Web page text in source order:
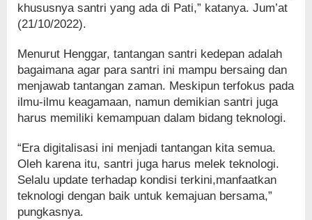
khususnya santri yang ada di Pati,” katanya. Jum’at
(21/10/2022).
Menurut Henggar, tantangan santri kedepan adalah
bagaimana agar para santri ini mampu bersaing dan
menjawab tantangan zaman. Meskipun terfokus pada
ilmu-ilmu keagamaan, namun demikian santri juga
harus memiliki kemampuan dalam bidang teknologi.
“Era digitalisasi ini menjadi tantangan kita semua.
Oleh karena itu, santri juga harus melek teknologi.
Selalu update terhadap kondisi terkini,manfaatkan
teknologi dengan baik untuk kemajuan bersama,”
pungkasnya.